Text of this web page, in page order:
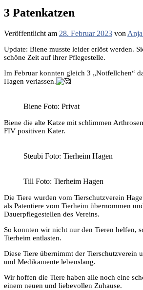
3 Patenkatzen
Veröffentlicht am 28. Februar 2023 von
Update: Biene musste leider erlöst werden.
schöne Zeit auf ihrer Pflegestelle.
Im Februar konnten gleich 3 „Notfellchen“
Hagen verlassen.
Biene Foto: Privat
Biene die alte Katze mit schlimmen
FIV positiven Kater.
Steubi Foto: Tierheim Hagen
Till Foto: Tierheim Hagen
Die Tiere wurden vom Tierschutzverein
als Patentiere vom Tierheim übernommen
Dauerpflegestellen des Vereins.
So konnten wir nicht nur den Tieren helfen,
Tierheim entlasten.
Diese Tiere übernimmt der Tierschutzverein
und Medikamente lebenslang.
Wir hoffen die Tiere haben alle noch eine
einem neuen und liebevollen Zuhause.